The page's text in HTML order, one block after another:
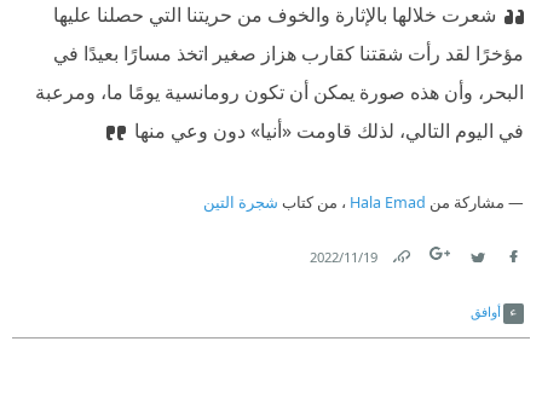
شعرت خلالها بالإثارة والخوف من حريتنا التي حصلنا عليها
مؤخرًا لقد رأت شقتنا كقارب هزاز صغير اتخذ مسارًا بعيدًا في
البحر، وأن هذه صورة يمكن أن تكون رومانسية يومًا ما، ومرعبة
في اليوم التالي، لذلك قاومت «أنيا» دون وعي منها
مشاركة من Hala Emad ، من كتاب شجرة التين
19‏/11‏/2022
أوافق